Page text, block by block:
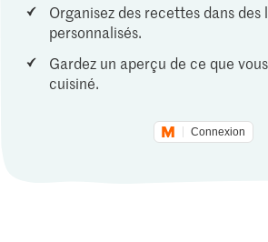
Organisez des recettes dans des
personnalisés.
Gardez un aperçu de ce que
cuisiné.
Connexion